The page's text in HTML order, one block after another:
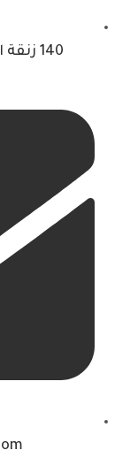
140 زنقة القاضي البريبري حي العكاري، الرباط